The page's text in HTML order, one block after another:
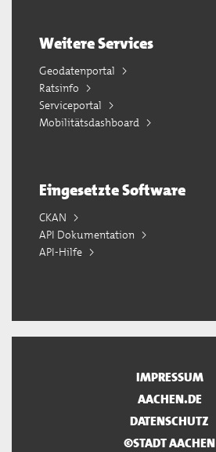
Weitere Services
Geodatenportal
Ratsinfo
Serviceportal
Mobilitätsdashboard
Eingesetzte Software
CKAN
API Dokumentation
API-Hilfe
IMPRESSUM
AACHEN.DE
DATENSCHUTZ
©STADT AACHEN